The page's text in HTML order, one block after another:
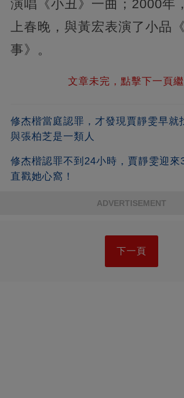
演唱《小丑》一曲；2000年
上春晚，與黃宏表演了小品
事》。
文章未完，點擊下一頁
修杰楷當庭認罪，才發現賈靜雯早就
與張柏芝是一類人
修杰楷認罪不到24小時，賈靜雯迎來
直戳她心窩！
ADVERTISEMENT
下一頁